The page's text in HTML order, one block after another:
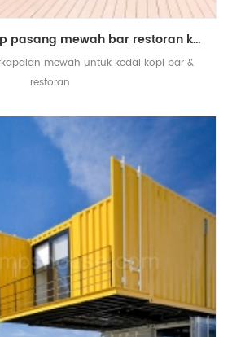
kedai pasang siap pasang mewah bar restoran kedai kopi kiosk kontena rumah
mewah untuk kedai kopi bar &
restoran